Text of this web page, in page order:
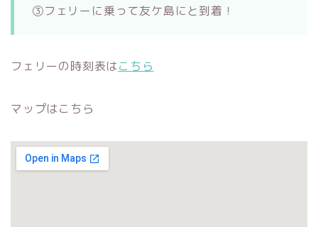
③フェリーに乗って友ケ島にと到着！
フェリーの時刻表はこちら
マップはこちら